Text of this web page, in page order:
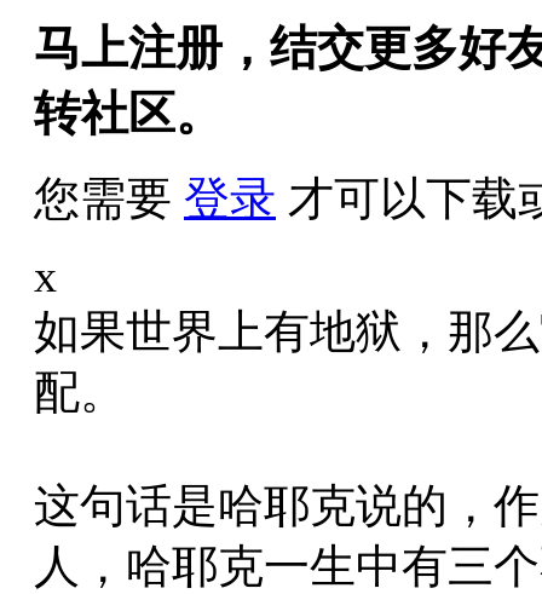
马上注册，结交更多好
转社区。
您需要 登录 才可以下载
x
如果世界上有地狱，那
配。
这句话是哈耶克说的，
人，哈耶克一生中有三